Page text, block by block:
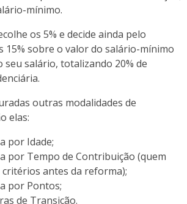
mínimo.
os 5% e decide ainda pelo
15% sobre o valor do salário-mínimo
salário, totalizando 20% de
outras modalidades de
elas:
por Idade;
por Tempo de Contribuição (quem
antes da reforma);
por Pontos;
de Transição.